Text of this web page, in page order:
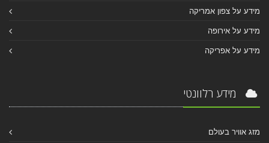
מידע על צפון אמריקה
מידע על אירופה
מידע על אפריקה
מידע רלוונטי
מזג אוויר בעולם